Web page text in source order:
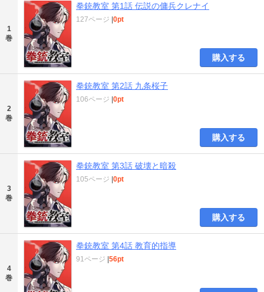
1
巻
拳銃教室 第1話 伝説の傭兵クレナイ
127ページ 0pt
購入する
2
巻
拳銃教室 第2話 九条桜子
106ページ 0pt
購入する
3
巻
拳銃教室 第3話 破壊と暗殺
105ページ 0pt
購入する
4
巻
拳銃教室 第4話 教育的指導
91ページ 56pt